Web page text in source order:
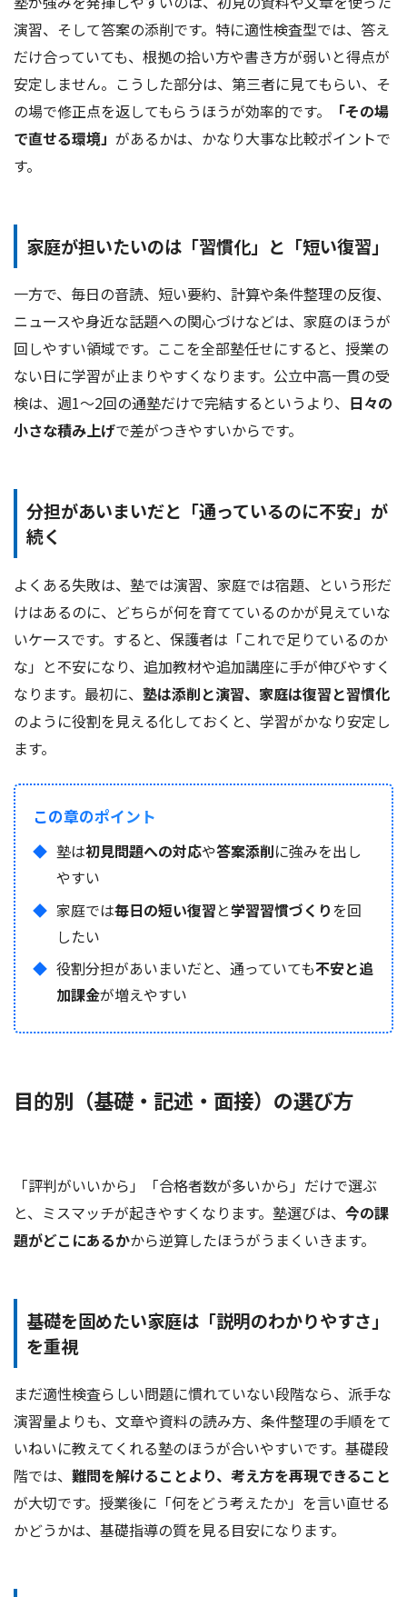
演習、そして答案の添削です。特に適性検査型では、答え
だけ合っていても、根拠の拾い方や書き方が弱いと得点が
安定しません。こうした部分は、第三者に見てもらい、そ
の場で修正点を返してもらうほうが効率的です。
「その場
で直せる環境」 があるかは、かなり大事な比較ポイントで
す。
家庭が担いたいのは「習慣化」と「短い復習」
一方で、毎日の音読、短い要約、計算や条件整理の反復、
ニュースや身近な話題への関心づけなどは、家庭のほうが
回しやすい領域です。ここを全部塾任せにすると、授業の
ない日に学習が止まりやすくなります。公立中高一貫の受
検は、週1〜2回の通塾だけで完結するというより、 日々の
小さな積み上げで差がつきやすいからです。
分担があいまいだと「通っているのに不安」が
続く
よくある失敗は、塾では演習、家庭では宿題、という形だ
けはあるのに、どちらが何を育てているのかが見えていな
いケースです。すると、保護者は「これで足りているのか
な」と不安になり、追加教材や追加講座に手が伸びやすく
なります。最初に、 塾は添削と演習、家庭は復習と習慣化
のように役割を見える化しておくと、学習がかなり安定し
ます。
この章のポイント
塾は初見問題への対応や答案添削に強みを出し
やすい
家庭では毎日の短い復習と学習習慣づくりを回
したい
役割分担があいまいだと、通っていても不安と追
加課金が増えやすい
目的別（基礎・記述・面接）の選び方
「評判がいいから」「合格者数が多いから」だけで選ぶ
と、ミスマッチが起きやすくなります。塾選びは、 今の課
題がどこにあるかから逆算したほうがうまくいきます。
基礎を固めたい家庭は「説明のわかりやすさ」
を重視
まだ適性検査らしい問題に慣れていない段階なら、派手な
演習量よりも、文章や資料の読み方、条件整理の手順をて
いねいに教えてくれる塾のほうが合いやすいです。基礎段
階では、 難問を解けることより、考え方を再現できること
が大切です。授業後に「何をどう考えたか」を言い直せる
かどうかは、基礎指導の質を見る目安になります。